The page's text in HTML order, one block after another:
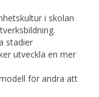
i skolan
stadier
utveckla en mer
för andra att